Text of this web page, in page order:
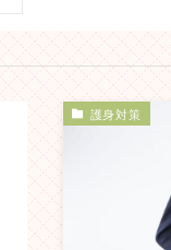
護身対策